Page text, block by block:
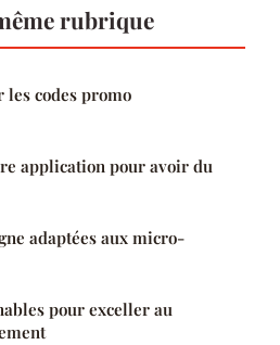
rubrique
codes promo
application pour avoir du
adaptées aux micro-
pour exceller au